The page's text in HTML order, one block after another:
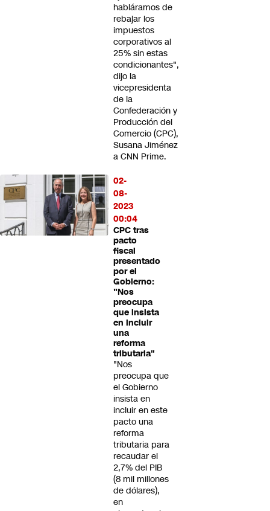
habláramos de
rebajar los
impuestos
corporativos al
25% sin estas
condicionantes",
dijo la
vicepresidenta
de la
Confederación y
Producción del
Comercio (CPC),
Susana Jiménez
a CNN Prime.
02-
08-
2023
00:04
CPC tras
pacto
fiscal
presentado
por el
Gobierno:
"Nos
preocupa
que insista
en incluir
una
reforma
tributaria"
"Nos
preocupa que
el Gobierno
insista en
incluir en este
pacto una
reforma
tributaria para
recaudar el
2,7% del PIB
(8 mil millones
de dólares),
en